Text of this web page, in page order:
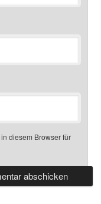
diesem Browser für